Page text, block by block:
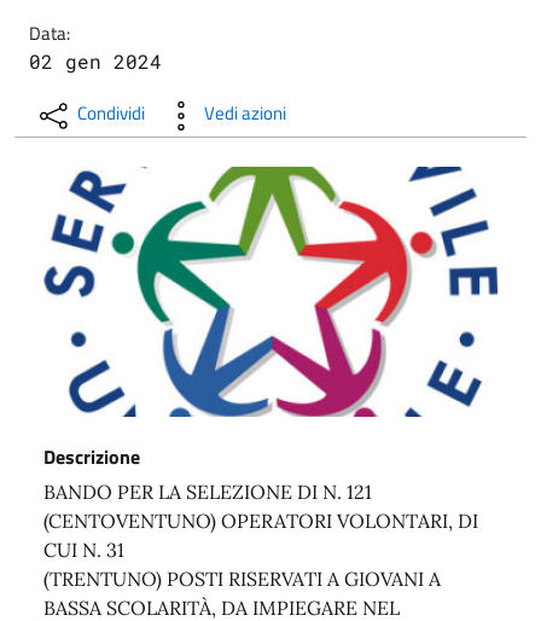
Data:
02 gen 2024
Condividi Vedi azioni
Descrizione
BANDO PER LA SELEZIONE DI N. 121
(CENTOVENTUNO) OPERATORI VOLONTARI, DI
CUI N. 31
(TRENTUNO) POSTI RISERVATI A GIOVANI A
BASSA SCOLARITÀ, DA IMPIEGARE NEL